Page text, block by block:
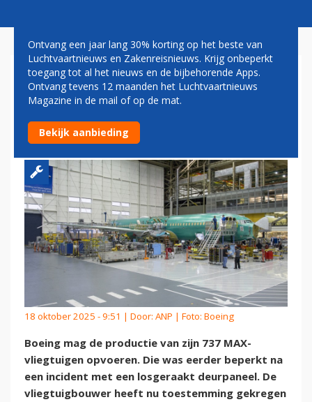
BOEING KRIJGT GROEN LICHT
OM PRODUCTIE 737 MAX OP
TE VOEREN
18 oktober 2025 - 9:51 | Door: ANP | Foto: Boeing
Boeing mag de productie van zijn 737 MAX-
vliegtuigen opvoeren. Die was eerder beperkt na
een incident met een losgeraakt deurpaneel. De
vliegtuigbouwer heeft nu toestemming gekregen
Ontvang een jaar lang 30% korting op het beste van
Luchtvaartnieuws en Zakenreisnieuws. Krijg onbeperkt
toegang tot al het nieuws en de bijbehorende Apps.
Ontvang tevens 12 maanden het Luchtvaartnieuws
Magazine in de mail of op de mat.
Bekijk aanbieding